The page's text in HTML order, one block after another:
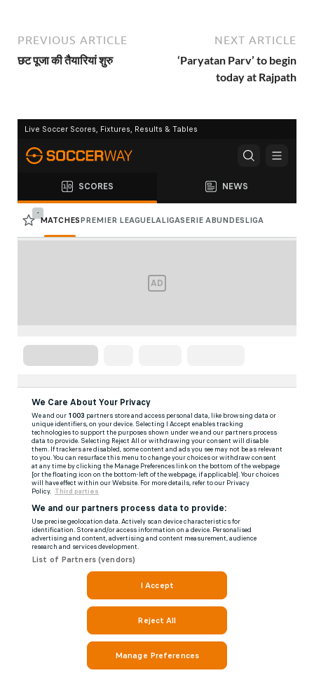
PREVIOUS ARTICLE
छट पूजा की तैयारियां शुरु
NEXT ARTICLE
‘Paryatan Parv’ to begin
today at Rajpath